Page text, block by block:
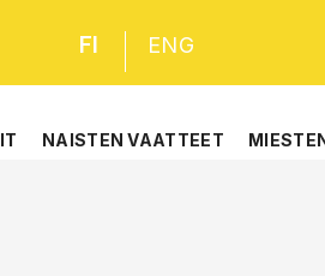
FI ENG
NAISTEN VAATTEET